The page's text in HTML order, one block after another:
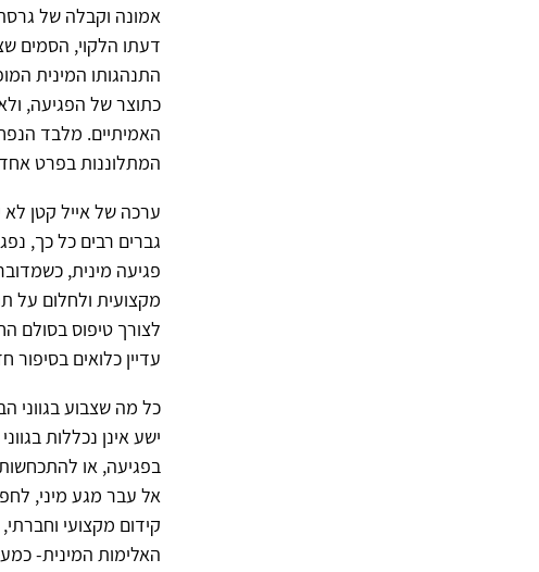
אמונה וקבלה של
דעתו הלקוי, הסמים
התנהגותו המינית
כתוצר של הפגיעה,
האמיתיים. מלבד
המתלוננות בפרט
ערכה של אייל קטן
גברים רבים כל כך,
פגיעה מינית,
מקצועית ולחלום על
לצורך טיפוס בסולם
עדיין כלואים בסיפור
כל מה שצבוע בגווני
ישע אינן נכללות
בפגיעה, או
אל עבר מגע מיני,
קידום מקצועי
האלימות המינית-